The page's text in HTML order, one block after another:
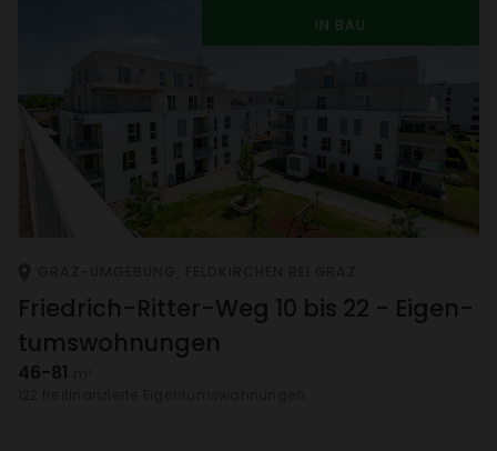
IN BAU
Fried­rich-Ritter-Weg 10 bis 22 - Eigen­
tums­woh­nungen
46-81